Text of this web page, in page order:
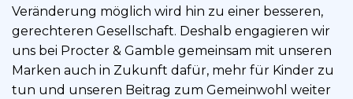
Veränderung möglich wird hin zu einer besseren,
gerechteren Gesellschaft. Deshalb engagieren wir
uns bei Procter & Gamble gemeinsam mit unseren
Marken auch in Zukunft dafür, mehr für Kinder zu
tun und unseren Beitrag zum Gemeinwohl weiter